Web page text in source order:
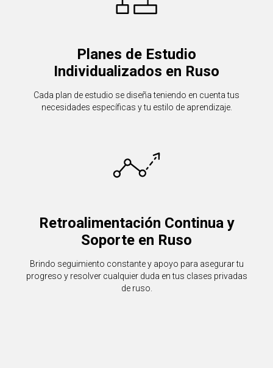
Planes de Estudio
Individualizados en Ruso
Cada plan de estudio se diseña teniendo en cuenta tus
necesidades específicas y tu estilo de aprendizaje.
Retroalimentación Continua y
Soporte en Ruso
Brindo seguimiento constante y apoyo para asegurar tu
progreso y resolver cualquier duda en tus clases privadas
de ruso.